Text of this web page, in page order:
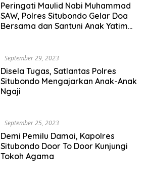
Peringati Maulid Nabi Muhammad
SAW, Polres Situbondo Gelar Doa
Bersama dan Santuni Anak Yatim
September 29, 2023
Disela Tugas, Satlantas Polres
Situbondo Mengajarkan Anak-Anak
Ngaji
September 25, 2023
Demi Pemilu Damai, Kapolres
Situbondo Door To Door Kunjungi
Tokoh Agama